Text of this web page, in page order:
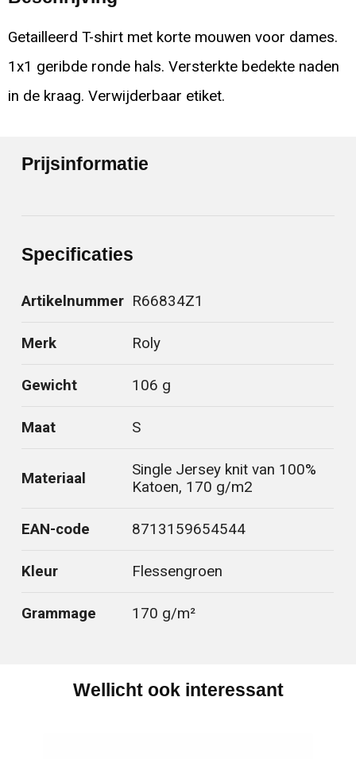
Getailleerd T-shirt met korte mouwen voor dames.
1x1 geribde ronde hals. Versterkte bedekte naden
in de kraag. Verwijderbaar etiket.
Prijsinformatie
Specificaties
Artikelnummer R66834Z1
Merk Roly
Gewicht 106 g
Maat S
Materiaal
Single Jersey knit van 100%
Katoen, 170 g/m2
EAN-code 8713159654544
Kleur Flessengroen
Grammage 170 g/m²
Wellicht ook interessant